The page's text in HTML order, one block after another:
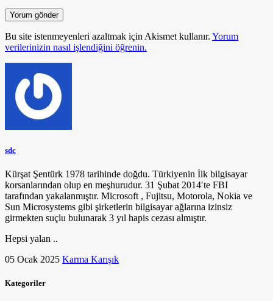
Bu site istenmeyenleri azaltmak için Akismet kullanır. Yorum
verilerinizin nasıl işlendiğini öğrenin.
sdc
Kürşat Şentürk 1978 tarihinde doğdu. Türkiyenin İlk bilgisayar
korsanlarından olup en meşhurudur. 31 Şubat 2014′te FBI
tarafından yakalanmıştır. Microsoft , Fujitsu, Motorola, Nokia ve
Sun Microsystems gibi şirketlerin bilgisayar ağlarına izinsiz
girmekten suçlu bulunarak 3 yıl hapis cezası almıştır.
Hepsi yalan ..
05 Ocak 2025 Karma Karışık
Kategoriler